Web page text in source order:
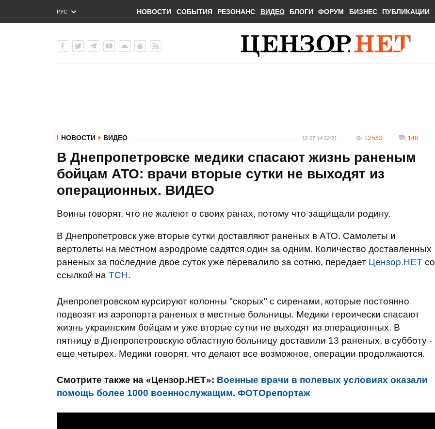
РУС
ENG
НОВОСТИ СОБЫТИЯ РЕЗОНАНС ВИДЕО БЛОГИ ФОРУМ БИЗНЕС ПУБЛИКАЦИИ
НОВОСТИ ВИДЕО 12.07.14 22:31 12 563 148
В Днепропетровске медики спасают жизнь раненым
бойцам АТО: врачи вторые сутки не выходят из
операционных. ВИДЕО
Воины говорят, что не жалеют о своих ранах, потому что защищали родину.
В Днепропетровск уже вторые сутки доставляют раненых в АТО. Самолеты и
вертолеты на местном аэродроме садятся один за одним. Количество доставленных
раненых за последние двое суток уже перевалило за сотню, передает Цензор.НЕТ со
ссылкой на ТСН.
Днепропетровском курсируют колонны "скорых" с сиренами, которые постоянно
подвозят из аэропорта раненых в местные больницы. Медики героически спасают
жизнь украинским бойцам и уже вторые сутки не выходят из операционных. В
пятницу в Днепропетровскую областную больницу доставили 13 раненых, в субботу -
еще четырех. Медики говорят, что делают все возможное, операции продолжаются.
Смотрите также на «Цензор.НЕТ»: Военные врачи в полевых условиях оказали
помощь более 1000 военнослужащим. ФОТОрепортаж